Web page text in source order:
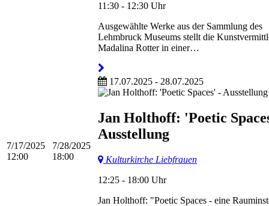
11:30 - 12:30 Uhr
Ausgewählte Werke aus der Sammlung des
Lehmbruck Museums stellt die
Madalina Rotter in einer…
7/17/2025
12:00
7/28/2025
18:00
17.07.2025 - 28.07.2025
Jan Holthoff: 'Poetic
Ausstellung
Kulturkirche Liebfrauen
12:25 - 18:00 Uhr
Jan Holthoff: "Poetic Spaces - eine